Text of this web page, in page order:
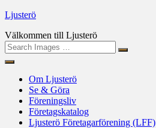
Skip
content
Ljusterö
Välkommen till Ljusterö
Search
Om Ljusterö
Se & Göra
Föreningsliv
Företagskatalog
Ljusterö Företagarförening (LFF)